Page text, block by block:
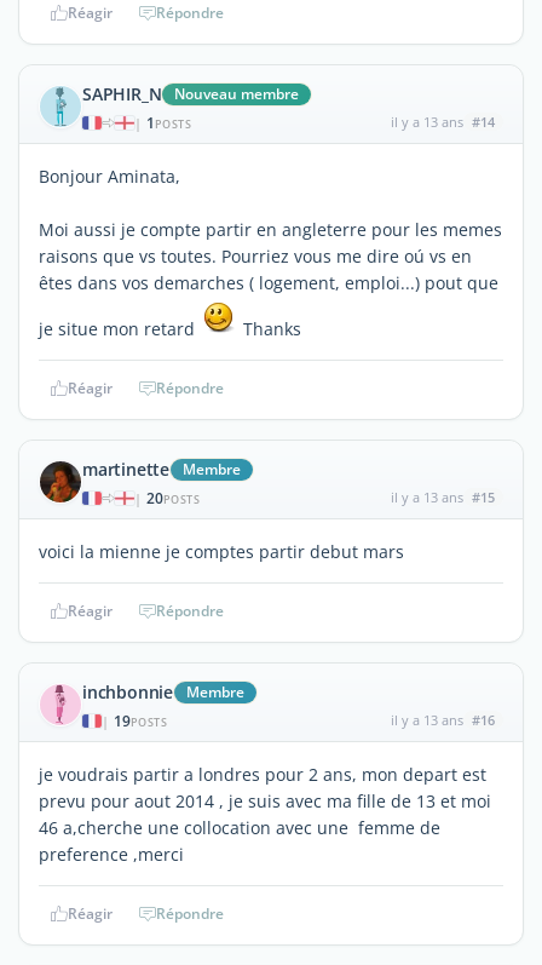
Réagir Répondre
SAPHIR_N Nouveau membre
| 1 POSTS il y a 13 ans #14
Bonjour Aminata,
Moi aussi je compte partir en angleterre pour les memes
raisons que vs toutes. Pourriez vous me dire oú vs en
êtes dans vos demarches ( logement, emploi...) pout que
je situe mon retard
Thanks
Réagir Répondre
martinette Membre
| 20POSTS il y a 13 ans #15
voici la mienne je comptes partir debut mars
Réagir Répondre
inchbonnie Membre
| 19POSTS il y a 13 ans #16
je voudrais partir a londres pour 2 ans, mon depart est
prevu pour aout 2014 , je suis avec ma fille de 13 et moi
46 a,cherche une collocation avec une femme de
preference ,merci
Réagir Répondre